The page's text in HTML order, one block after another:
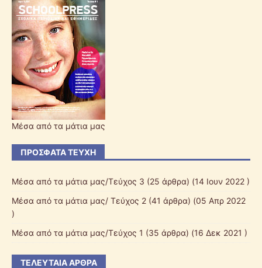
Μέσα από τα μάτια μας
ΠΡΌΣΦΑΤΑ ΤΕΎΧΗ
Μέσα από τα μάτια μας/Τεύχος 3 (25 άρθρα) (14 Ιουν 2022 )
Μέσα από τα μάτια μας/ Τεύχος 2 (41 άρθρα) (05 Απρ 2022
)
Μέσα από τα μάτια μας/Τεύχος 1 (35 άρθρα) (16 Δεκ 2021 )
ΤΕΛΕΥΤΑΊΑ ΆΡΘΡΑ